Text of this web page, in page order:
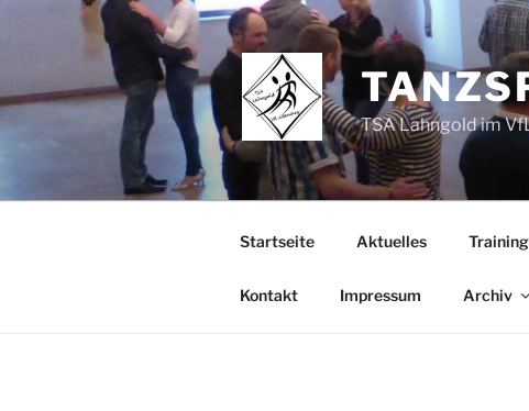
TSA Lahngold im
Startseite Aktuelles
Kontakt Impressum Archiv